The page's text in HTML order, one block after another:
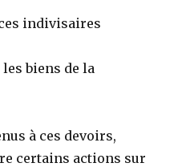
indivisaires
biens de la
à ces devoirs,
certains actions sur